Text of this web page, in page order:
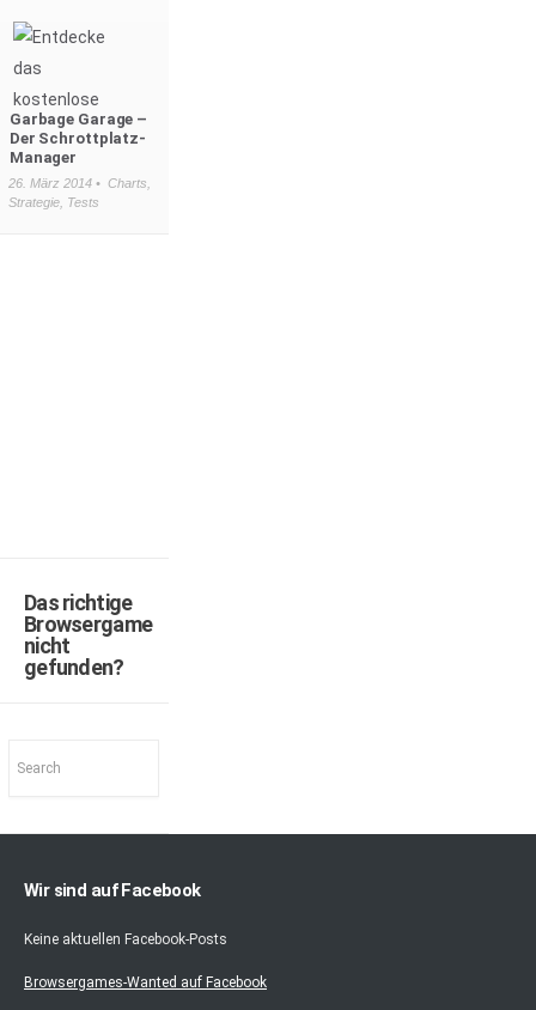
Garbage Garage –
Der Schrottplatz-
Manager
26. März 2014 • Charts
Strategie, Tests
Das richtige
Browsergame
nicht
gefunden?
Wir sind auf Facebook
Keine aktuellen Facebook-Posts
Browsergames-Wanted auf Facebook